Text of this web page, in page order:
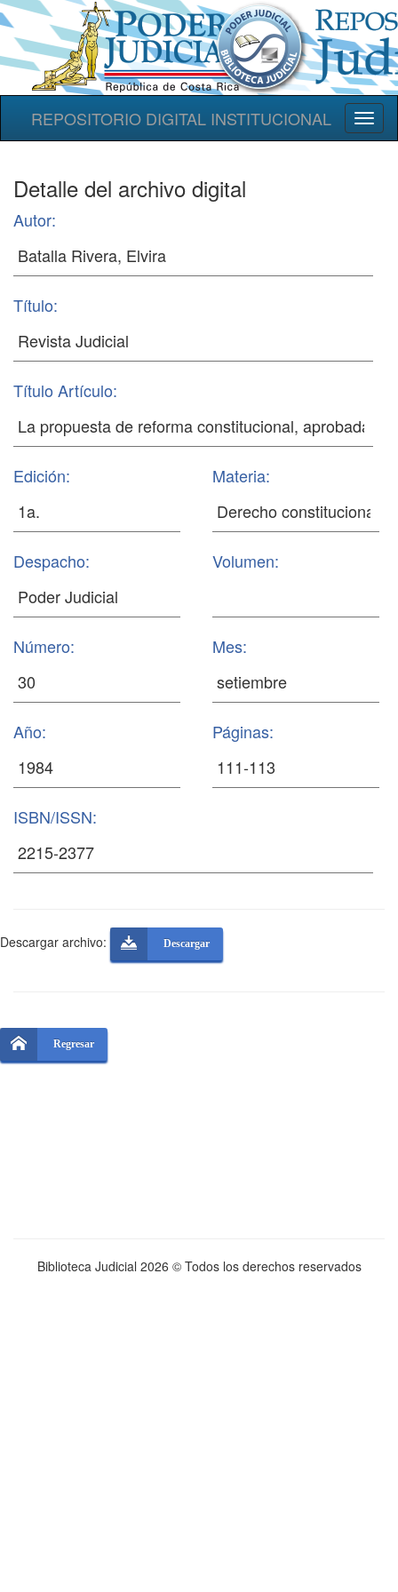
REPOSITORIO DIGITAL INSTITUCIONAL
Detalle del archivo digital
Autor:
Título:
Título Artículo:
Edición: Materia:
Despacho: Volumen:
Número: Mes:
Año: Páginas:
ISBN/ISSN:
Descargar archivo: Descargar
Regresar
Biblioteca Judicial 2026 © Todos los derechos reservados